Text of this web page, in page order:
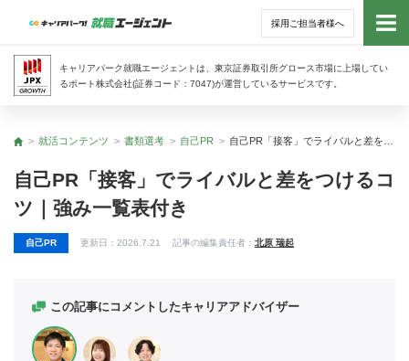
採用ご担当者様へ
キャリアパーク就職エージェントは、東京証券取引所グロース市場に上場してい
るポート株式会社(証券コード：7047)が運営しているサービスです。
トッ
トップ
就活コンテンツ 書類選考 自己PR
自己PR「接客」でライバルと差をつけるコ
ツ｜強み一覧表付き
自己PR 更新日： 2026.7.21 記事の編集責任者： 北原 瑞起
この記事にコメントしたキャリアアドバイザー